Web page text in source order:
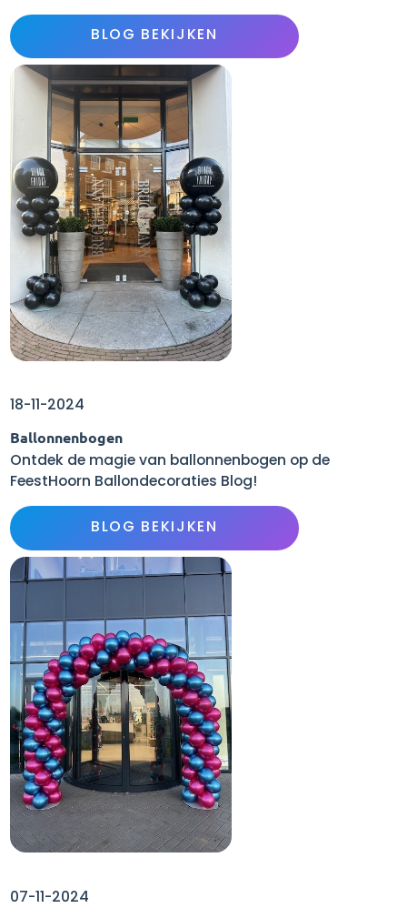
BLOG BEKIJKEN
18-11-2024
Ballonnenbogen
Ontdek de magie van ballonnenbogen op de
FeestHoorn Ballondecoraties Blog!
BLOG BEKIJKEN
07-11-2024